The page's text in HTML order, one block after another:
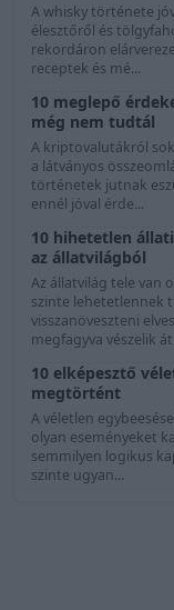
A whisky története
élesztőről és
rekordáron
receptek és mé...
10 meglepő
még nem tudtál
A kriptovalutákról
a látványos
történetek jutnak
ennél jóval érde...
10 hihetetlen
az állatvilágból
Az állatvilág tele van
szinte lehetetlennek
visszanöveszteni
megfagyva vészelik át
10 elképesztő
megtörtént
A véletlen
olyan eseményeket
semmilyen logikus
szinte ugyan...